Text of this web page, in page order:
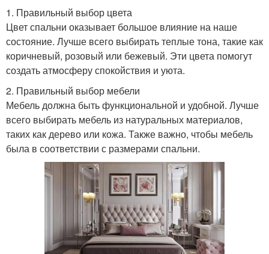
1. Правильный выбор цвета
Цвет спальни оказывает большое влияние на наше
состояние. Лучше всего выбирать теплые тона, такие как
коричневый, розовый или бежевый. Эти цвета помогут
создать атмосферу спокойствия и уюта.
2. Правильный выбор мебели
Мебель должна быть функциональной и удобной. Лучше
всего выбирать мебель из натуральных материалов,
таких как дерево или кожа. Также важно, чтобы мебель
была в соответствии с размерами спальни.